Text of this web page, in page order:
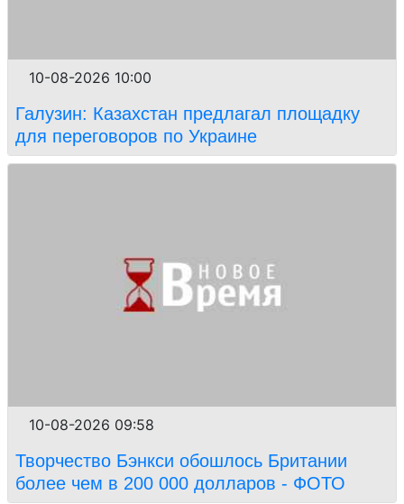
10-08-2026 10:00
Галузин: Казахстан предлагал площадку
для переговоров по Украине
10-08-2026 09:58
Творчество Бэнкси обошлось Британии
более чем в 200 000 долларов - ФОТО